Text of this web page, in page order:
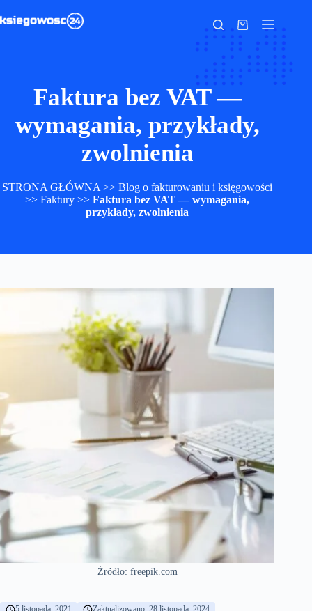
do
Koszyk
Faktura bez VAT —
wymagania, przykłady,
zwolnienia
STRONA GŁÓWNA >>Blog o fakturowaniu i księgowości
>>Faktury >>Faktura bez VAT — wymagania,
przykłady, zwolnienia
Źródło: freepik.com